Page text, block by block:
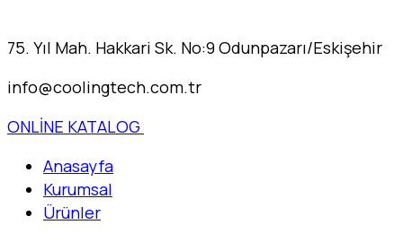
75. Yıl Mah. Hakkari Sk. No:9 Odunpazarı/Eskişehir
info@coolingtech.com.tr
ONLİNE KATALOG
Anasayfa
Kurumsal
Ürünler